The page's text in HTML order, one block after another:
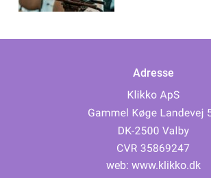
Adresse
web: www.klikko.dk